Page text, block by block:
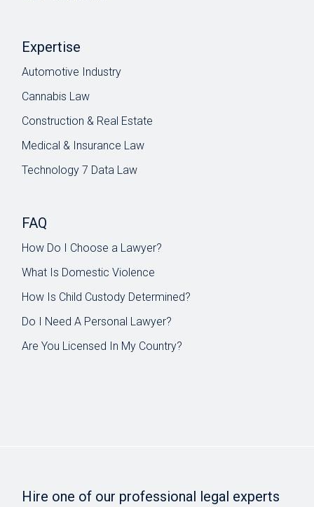
Expertise
Automotive Industry
Cannabis Law
Construction & Real Estate
Medical & Insurance Law
Technology 7 Data Law
FAQ
How Do I Choose a Lawyer?
What Is Domestic Violence
How Is Child Custody Determined?
Do I Need A Personal Lawyer?
Are You Licensed In My Country?
Hire one of our professional legal experts